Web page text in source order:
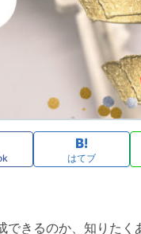
はてブ
きるのか、知りたく